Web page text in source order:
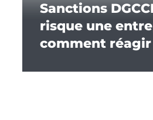
Sanctions
risque une
comment réagir